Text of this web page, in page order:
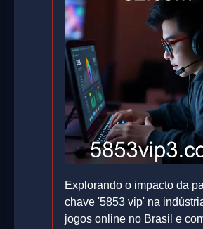
Explorando o impacto da
chave '5853 vip' na
jogos online no Brasil e